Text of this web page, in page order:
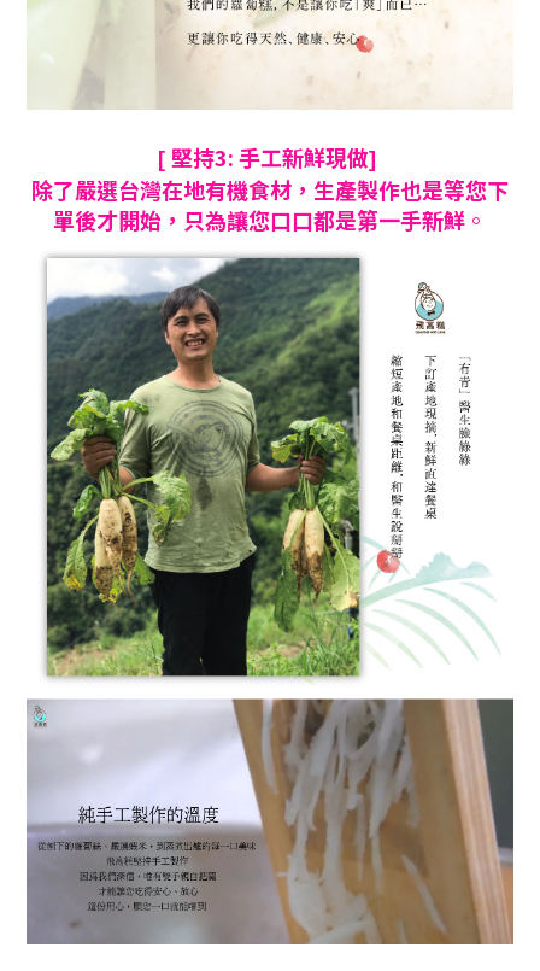
[ 堅持3: 手工新鮮現做]
除了嚴選台灣在地有機食材 ，生產製作也是等您下
單後才開始 ，只為讓您口口都是第一手新鮮 。